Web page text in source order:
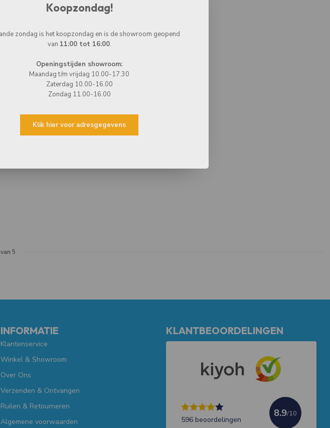
van 5
INFORMATIE
Klantenservice
Winkel & Showroom
Over Ons
Verzenden & Ontvangen
Ruilen & Retourneren
Algemene voorwaarden
KLANTBEOORDELINGEN
596 beoordelingen
8.9/10
Koopzondag!
zondag is het koopzondag en is de showroom geopend
van 11:00 tot 16:00.
Openingstijden showroom:
Maandag t/m vrijdag 10.00-17.30
Zaterdag 10.00-16.00
Zondag 11.00-16.00
Klik hier voor adresgegevens